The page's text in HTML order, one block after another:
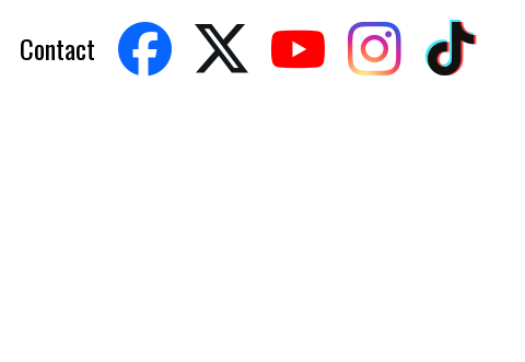
Contact